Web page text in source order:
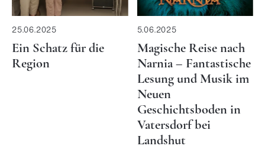
25.06.2025
Ein Schatz für die
Region
5.06.2025
Magische Reise nach
Narnia – Fantastische
Lesung und Musik im
Neuen
Geschichtsboden in
Vatersdorf bei
Landshut